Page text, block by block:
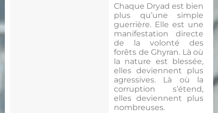
Chaque Dryad est bien
plus qu’une simple
guerrière. Elle est une
manifestation directe
de la volonté des
forêts de Ghyran. Là où
la nature est blessée,
elles deviennent plus
agressives. Là où la
corruption s’étend,
elles deviennent plus
nombreuses.